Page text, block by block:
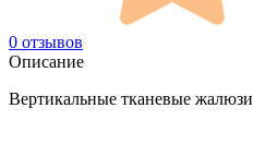
0 отзывов
Описание
Вертикальные тканевые жалюзи